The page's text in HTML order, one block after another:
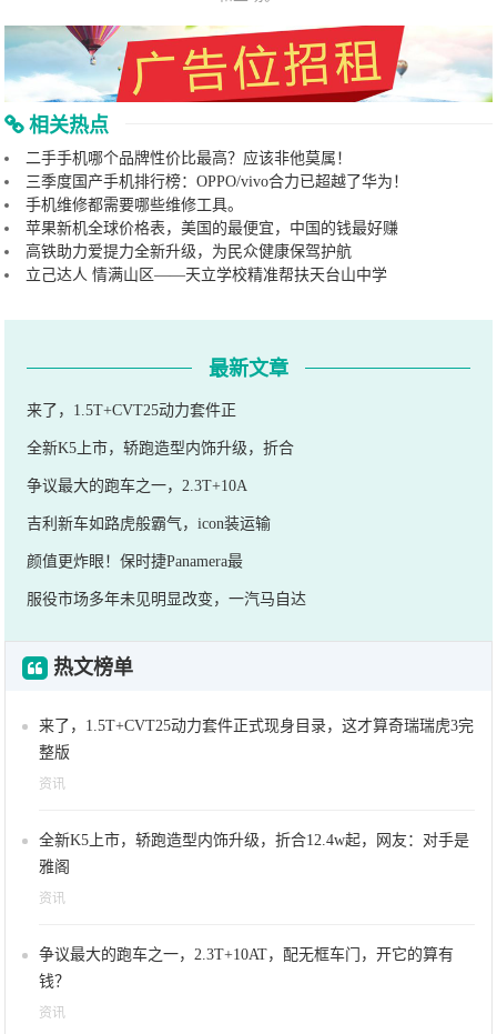
相关热点
二手手机哪个品牌性价比最高？应该非他莫属！
三季度国产手机排行榜：OPPO/vivo合力已超越了华为！
手机维修都需要哪些维修工具。
苹果新机全球价格表，美国的最便宜，中国的钱最好赚
高铁助力爱提力全新升级，为民众健康保驾护航
立己达人 情满山区——天立学校精准帮扶天台山中学
最新文章
来了，1.5T+CVT25动力套件正
全新K5上市，轿跑造型内饰升级，折合
争议最大的跑车之一，2.3T+10A
吉利新车如路虎般霸气，icon装运输
颜值更炸眼！保时捷Panamera最
服役市场多年未见明显改变，一汽马自达
热文榜单
来了，1.5T+CVT25动力套件正式现身目录，这才算奇瑞瑞虎3完
整版
资讯
全新K5上市，轿跑造型内饰升级，折合12.4w起，网友：对手是
雅阁
资讯
争议最大的跑车之一，2.3T+10AT，配无框车门，开它的算有
钱？
资讯